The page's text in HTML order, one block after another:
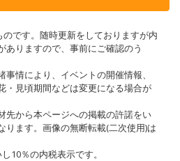
です。随時更新をしておりますが内
ありますので、事前にご確認のう
情により、イベントの開催情報、
・見頃期間などは変更になる場合が
先から本ページへの掲載の許諾をい
ります。画像の無断転載(二次使用)は
10％の内税表示です。